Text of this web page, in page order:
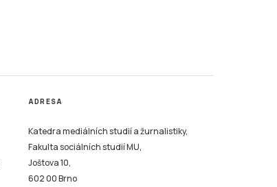
ADRESA
Katedra mediálních studií a žurnalistiky,
Fakulta sociálních studií MU,
Joštova 10,
602 00 Brno